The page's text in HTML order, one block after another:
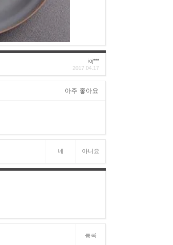
ioj***
2017.04.17
아주 좋아요
네 아니요
등록